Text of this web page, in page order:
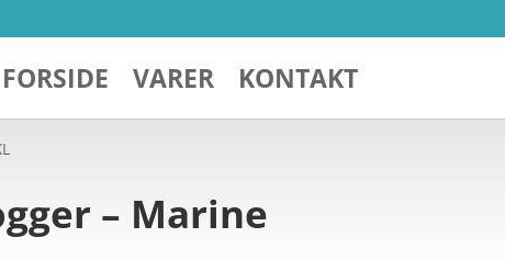
FORSIDE VARER KONTAKT
– Marine